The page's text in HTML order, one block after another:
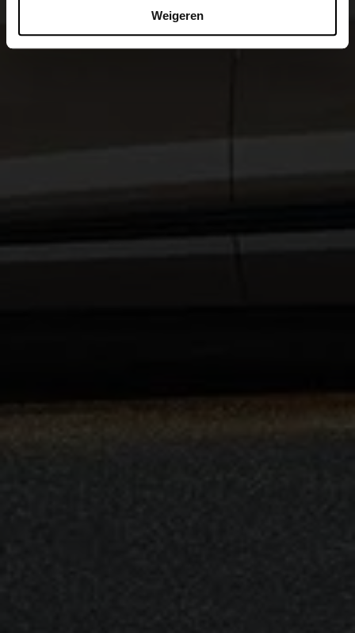
Weigeren